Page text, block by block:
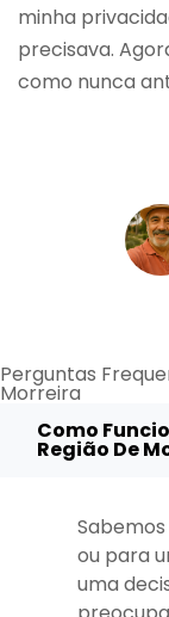
minha
precisava.
como nunca
Perguntas
Morreira
Como
Região De
ou para
uma